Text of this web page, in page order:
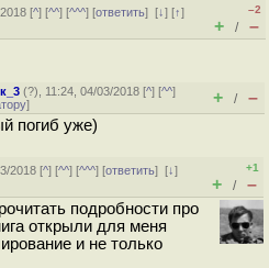
[^] [^^] [^^^] [ответить][↓] [↑]
–2
+ / –
(?), 11:24, 04/03/2018 [^] [^^]
] + / –
погиб уже)
2018 [^] [^^] [^^^] [ответить][↓]
+1
+ / –
подробности про
открыли для меня
и не только